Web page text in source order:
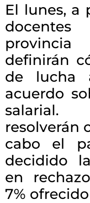
El lunes, a
definirán
de lucha
acuerdo
salarial.
resolverán
cabo el
decidido
en
7%